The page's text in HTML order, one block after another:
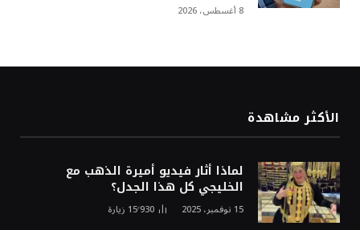
8 أغسطس، 2026
الأكثر مشاهدة
لماذا أثار فيديو أميرة الذهب مع
الخليجي كل هذا الجدل؟
15 نوفمبر، 2025 15٬930 زيارة